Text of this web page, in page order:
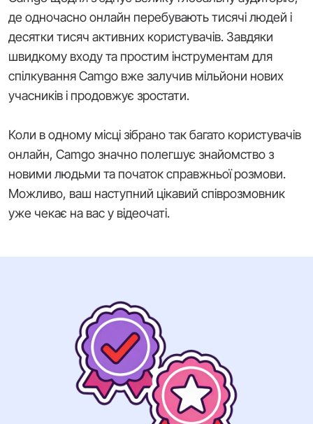
де одночасно онлайн перебувають тисячі людей і
десятки тисяч активних користувачів. Завдяки
швидкому входу та простим інструментам для
спілкування Camgo вже залучив мільйони нових
учасників і продовжує зростати.
Коли в одному місці зібрано так багато користувачів
онлайн, Camgo значно полегшує знайомство з
новими людьми та початок справжньої розмови.
Можливо, ваш наступний цікавий співрозмовник
уже чекає на вас у відеочаті.